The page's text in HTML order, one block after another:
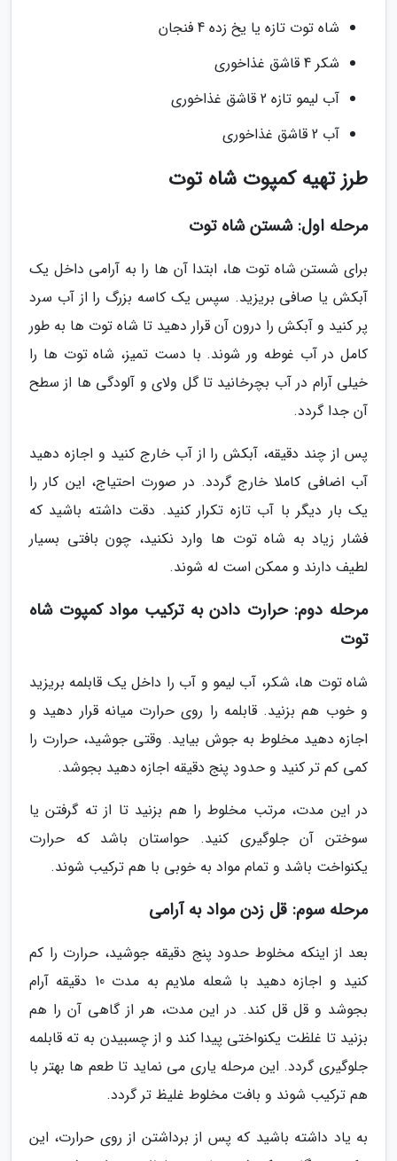
شاه توت تازه یا یخ زده 4 فنجان
شکر 4 قاشق غذاخوری
آب لیمو تازه 2 قاشق غذاخوری
آب 2 قاشق غذاخوری
طرز تهیه کمپوت شاه توت
مرحله اول: شستن شاه توت
برای شستن شاه توت ها، ابتدا آن ها را به آرامی داخل یک
آبکش یا صافی بریزید. سپس یک کاسه بزرگ را از آب سرد
پر کنید و آبکش را درون آن قرار دهید تا شاه توت ها به طور
کامل در آب غوطه ور شوند. با دست تمیز، شاه توت ها را
خیلی آرام در آب بچرخانید تا گل ولای و آلودگی ها از سطح
آن جدا گردد.
پس از چند دقیقه، آبکش را از آب خارج کنید و اجازه دهید
آب اضافی کاملا خارج گردد. در صورت احتیاج، این کار را
یک بار دیگر با آب تازه تکرار کنید. دقت داشته باشید که
فشار زیاد به شاه توت ها وارد نکنید، چون بافتی بسیار
لطیف دارند و ممکن است له شوند.
مرحله دوم: حرارت دادن به ترکیب مواد کمپوت شاه
توت
شاه توت ها، شکر، آب لیمو و آب را داخل یک قابلمه بریزید
و خوب هم بزنید. قابلمه را روی حرارت میانه قرار دهید و
اجازه دهید مخلوط به جوش بیاید. وقتی جوشید، حرارت را
کمی کم تر کنید و حدود پنج دقیقه اجازه دهید بجوشد.
در این مدت، مرتب مخلوط را هم بزنید تا از ته گرفتن یا
سوختن آن جلوگیری کنید. حواستان باشد که حرارت
یکنواخت باشد و تمام مواد به خوبی با هم ترکیب شوند.
مرحله سوم: قل زدن مواد به آرامی
بعد از اینکه مخلوط حدود پنج دقیقه جوشید، حرارت را کم
کنید و اجازه دهید با شعله ملایم به مدت 10 دقیقه آرام
بجوشد و قل قل کند. در این مدت، هر از گاهی آن را هم
بزنید تا غلظت یکنواختی پیدا کند و از چسبیدن به ته قابلمه
جلوگیری گردد. این مرحله یاری می نماید تا طعم ها بهتر با
هم ترکیب شوند و بافت مخلوط غلیظ تر گردد.
به یاد داشته باشید که پس از برداشتن از روی حرارت، این